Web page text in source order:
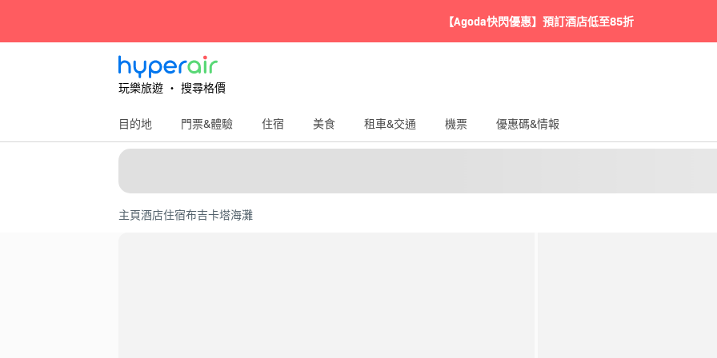
【Agoda快閃優惠】預訂酒店低至85折
玩樂旅遊 ‧ 搜尋格價
目的地 門票&體驗 住宿 美食 租車&交通 機票 優惠碼&情報
主頁酒店住宿布吉卡塔海灘